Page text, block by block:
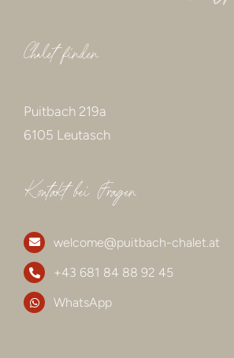
Chalet finden
Puitbach 219a
6105 Leutasch
Kontakt bei Fragen
welcome@puitbach-chalet.at
+43 681 84 88 92 45
WhatsApp